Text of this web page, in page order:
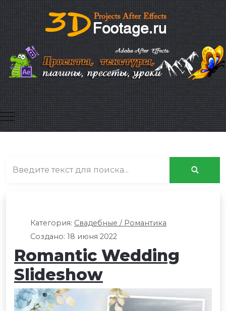
Mobile Menu Toggle
Категория: Свадебные / Романтика
Создано: 18 июня 2022
Romantic Wedding
Slideshow